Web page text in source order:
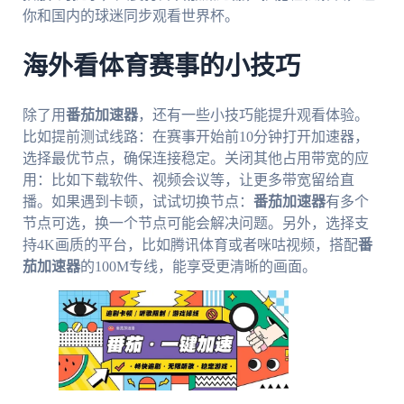
你和国内的球迷同步观看世界杯。
海外看体育赛事的小技巧
除了用番茄加速器，还有一些小技巧能提升观看体验。
比如提前测试线路：在赛事开始前10分钟打开加速器，
选择最优节点，确保连接稳定。关闭其他占用带宽的应
用：比如下载软件、视频会议等，让更多带宽留给直
播。如果遇到卡顿，试试切换节点： 番茄加速器有多个
节点可选，换一个节点可能会解决问题。另外，选择支
持4K画质的平台，比如腾讯体育或者咪咕视频，搭配番
茄加速器的100M专线，能享受更清晰的画面。